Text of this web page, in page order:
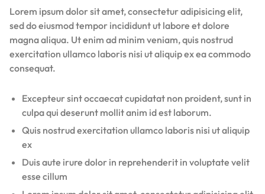
Lorem ipsum dolor sit amet, consectetur adipisicing elit,
sed do eiusmod tempor incididunt ut labore et dolore
magna aliqua. Ut enim ad minim veniam, quis nostrud
exercitation ullamco laboris nisi ut aliquip ex ea commodo
consequat.
Excepteur sint occaecat cupidatat non proident, sunt in
culpa qui deserunt mollit anim id est laborum.
Quis nostrud exercitation ullamco laboris nisi ut aliquip
ex
Duis aute irure dolor in reprehenderit in voluptate velit
esse cillum